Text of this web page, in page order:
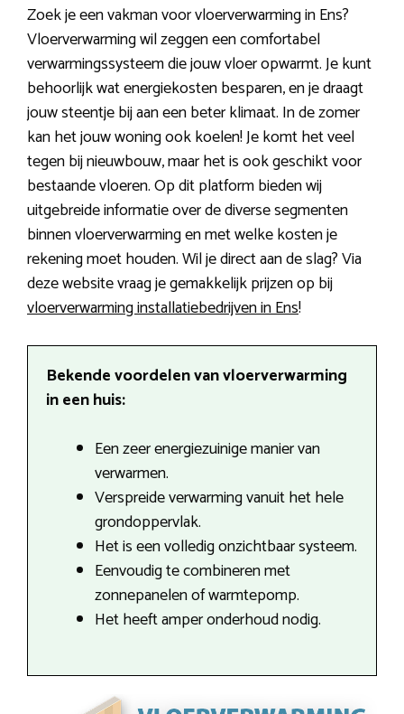
Zoek je een vakman voor vloerverwarming in Ens?
Vloerverwarming wil zeggen een comfortabel
verwarmingssysteem die jouw vloer opwarmt. Je kunt
behoorlijk wat energiekosten besparen, en je draagt
jouw steentje bij aan een beter klimaat. In de zomer
kan het jouw woning ook koelen! Je komt het veel
tegen bij nieuwbouw, maar het is ook geschikt voor
bestaande vloeren. Op dit platform bieden wij
uitgebreide informatie over de diverse segmenten
binnen vloerverwarming en met welke kosten je
rekening moet houden. Wil je direct aan de slag? Via
deze website vraag je gemakkelijk prijzen op bij
vloerverwarming installatiebedrijven in Ens!
Bekende voordelen van vloerverwarming
in een huis:
Een zeer energiezuinige manier van
verwarmen.
Verspreide verwarming vanuit het hele
grondoppervlak.
Het is een volledig onzichtbaar systeem.
Eenvoudig te combineren met
zonnepanelen of warmtepomp.
Het heeft amper onderhoud nodig.